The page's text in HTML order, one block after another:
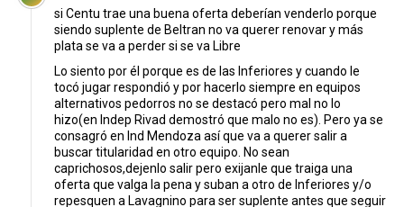
si Centu trae una buena oferta deberían venderlo porque
siendo suplente de Beltran no va querer renovar y más
plata se va a perder si se va Libre
Lo siento por él porque es de las Inferiores y cuando le
tocó jugar respondió y por hacerlo siempre en equipos
alternativos pedorros no se destacó pero mal no lo
hizo(en Indep Rivad demostró que malo no es). Pero ya se
consagró en Ind Mendoza así que va a querer salir a
buscar titularidad en otro equipo. No sean
caprichosos,dejenlo salir pero exijanle que traiga una
oferta que valga la pena y suban a otro de Inferiores y/o
repesquen a Lavagnino para ser suplente antes que seguir